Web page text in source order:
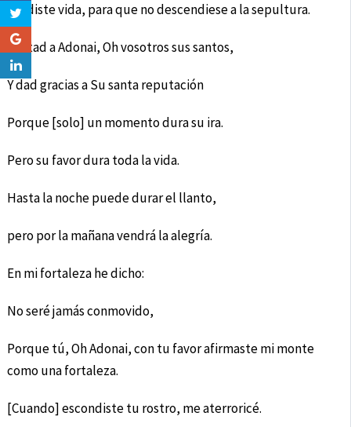
Me diste vida, para que no descendiese a la sepultura.
Cantad a Adonai, Oh vosotros sus santos,
Y dad gracias a Su santa reputación
Porque [solo] un momento dura su ira.
Pero su favor dura toda la vida.
Hasta la noche puede durar el llanto,
pero por la mañana vendrá la alegría.
En mi fortaleza he dicho:
No seré jamás conmovido,
Porque tú, Oh Adonai, con tu favor afirmaste mi monte
como una fortaleza.
[Cuando] escondiste tu rostro, me aterroricé.